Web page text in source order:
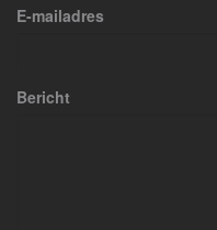
E-mailadres
Bericht